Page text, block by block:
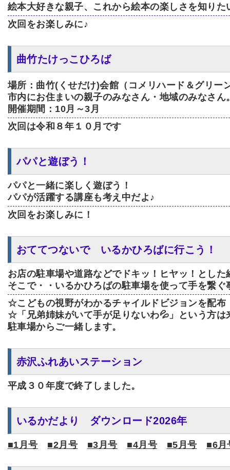
絵本大好きな親子、これから絵本の楽しさを知り
次回をお楽しみに♪
曲竹たけっこひろば
場所：曲竹(くせだけ)会館（コメリハード＆グリー
市内にお住まいの親子のみなさん・地域のみなさ
開催期間：10月～3月
次回は令和８年１０月です
パパと遊ぼう！
パパと一緒に楽しく遊ぼう！
パパが活躍する講座も考え中だよ♪
次回をお楽しみに！
おててつないで いるかひろばに行こう！
お店の駐車場や道路などでドキッ！ヒヤッ！とし
そこで・・いるかひろばの駐車場を使って手を繋
☆こどもの視野がわかるチャイルドビジョンを配
☆「兄弟姉妹がいて手が足りないわ💦」という方
駐車場からご一緒します。
赤沢ふれあいステーション
平成３０年度で終了しました。
いるかだより ダウンロード2026年
■1月号 ■2月号 ■3月号 ■4月号 ■5月号 ■6月